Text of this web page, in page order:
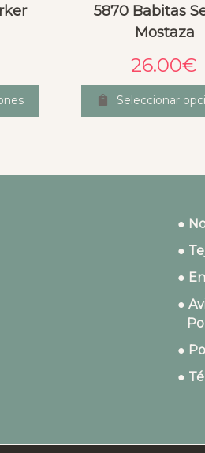
5870 Babitas
Mostaza
26.00€
Seleccionar
●
●
●
●
●
●